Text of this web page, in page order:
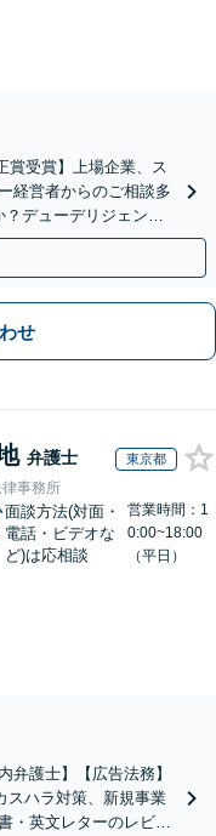
賞受賞】上場企業、ス
経営者からのご相談多
デューデリジェンス
料】
せ
弁護士 東京都
事務所
面談方法(対面・
電話・ビデオな
ど)は応相談
営業時間：1
0:00~18:00
（平日）
弁護士】【広告法務】
スハラ対策、新規事業
・英文レターのレビュ